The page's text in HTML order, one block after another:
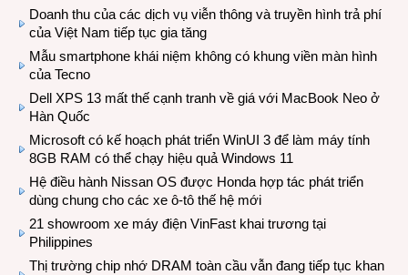
Doanh thu của các dịch vụ viễn thông và truyền hình trả phí
của Việt Nam tiếp tục gia tăng
Mẫu smartphone khái niệm không có khung viền màn hình
của Tecno
Dell XPS 13 mất thế cạnh tranh về giá với MacBook Neo ở
Hàn Quốc
Microsoft có kế hoạch phát triển WinUI 3 để làm máy tính
8GB RAM có thể chạy hiệu quả Windows 11
Hệ điều hành Nissan OS được Honda hợp tác phát triển
dùng chung cho các xe ô-tô thế hệ mới
21 showroom xe máy điện VinFast khai trương tại
Philippines
Thị trường chip nhớ DRAM toàn cầu vẫn đang tiếp tục khan